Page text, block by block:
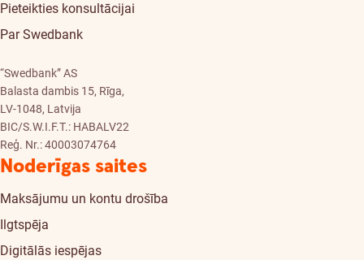
Pieteikties konsultācijai
Par Swedbank
“Swedbank” AS
Balasta dambis 15, Rīga,
LV-1048, Latvija
BIC/S.W.I.F.T.: HABALV22
Reģ. Nr.: 40003074764
Noderīgas saites
Maksājumu un kontu drošība
Ilgtspēja
Digitālās iespējas